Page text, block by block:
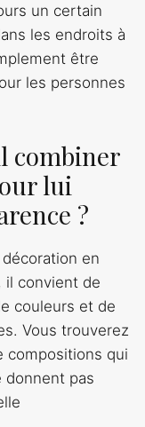
un certain
les endroits à
être
les personnes
combiner
lui
?
en
il convient de
couleurs et de
Vous trouverez
compositions qui
donnent pas